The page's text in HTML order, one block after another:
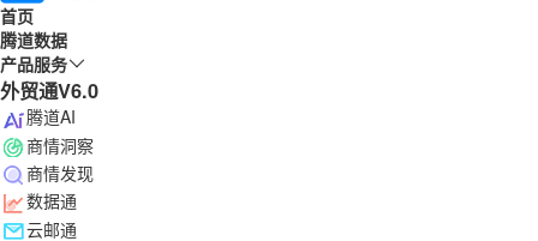
首页
腾道数据
产品服务
外贸通V6.0
腾道AI
商情洞察
商情发现
数据通
云邮通